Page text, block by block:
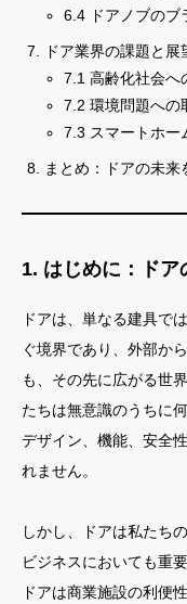
6.4 ドアノブのブ
ドア業界の課題と展
7.1 高齢化社会へ
7.2 環境問題への
7.3 スマートホー
まとめ：ドアの未
1. はじめに：ドア
ドアは、単なる建具で
ぐ境界であり、外部か
も、その先に広がる世
たちは無意識のうちに
デザイン、機能、安全
れません。
しかし、ドアは私たち
ビジネスにおいても重
ドアは商業施設の利便